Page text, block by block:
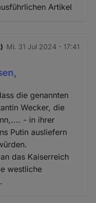
Artikel
Mi. 31 Jul 2024 - 17:41
die genannten
Wecker, die
- in ihrer
Putin ausliefern
das Kaiserreich
westliche